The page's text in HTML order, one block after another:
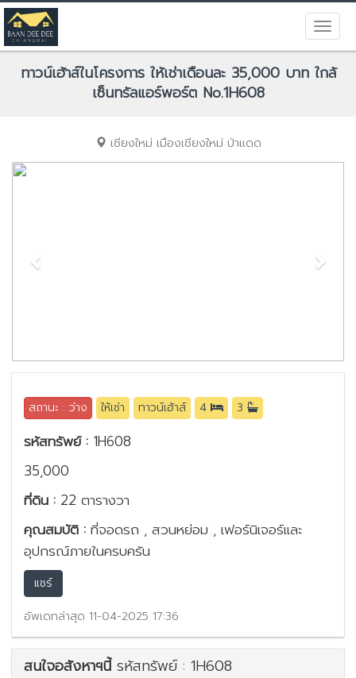
ทาวน์เฮ้าส์ในโครงการ ให้เช่าเดือนละ 35,000 บาท ใกล้
เซ็นทรัลแอร์พอร์ต No.1H608
เชียงใหม่ เมืองเชียงใหม่ ป่าแดด
สถานะ : ว่าง ให้เช่า ทาวน์เฮ้าส์ 4 3
รหัสทรัพย์ : 1H608
35,000
ที่ดิน : 22 ตารางวา
คุณสมบัติ : ที่จอดรถ , สวนหย่อม , เฟอร์นิเจอร์และ
อุปกรณ์ภายในครบครัน
แชร์
อัพเดทล่าสุด 11-04-2025 17:36
สนใจอสังหาฯนี้รหัสทรัพย์ : 1H608